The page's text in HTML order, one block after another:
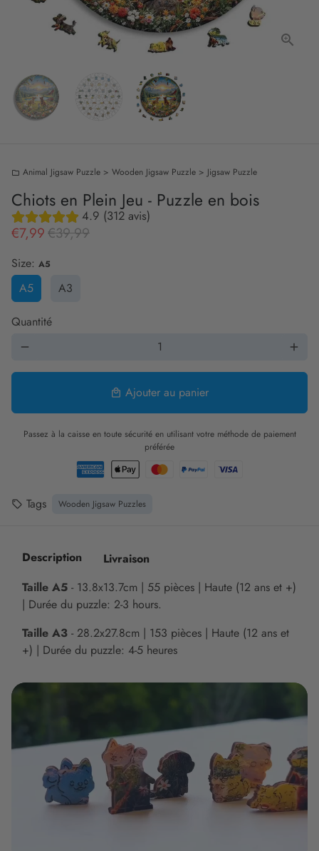
folder Animal Jigsaw Puzzle > Wooden Jigsaw Puzzle > Jigsaw Puzzle
Chiots en Plein Jeu - Puzzle en bois
4.9 (312 avis)
€7,99€39,99
Size: A5
A5 A3
Quantité
remove add
local_mall Ajouter au panier
Passez à la caisse en toute sécurité en utilisant votre méthode de paiement
préférée
local_offer Tags Wooden Jigsaw Puzzles
Description
Livraison
Taille A5 - 13.8x13.7cm | 55 pièces | Haute (12 ans et +)
| Durée du puzzle: 2-3 hours.
Taille A3 - 28.2x27.8cm | 153 pièces | Haute (12 ans et
+) | Durée du puzzle: 4-5 heures